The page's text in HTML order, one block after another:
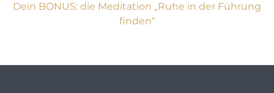
Dein BONUS: die Meditation „Ruhe in der Führung
finden“